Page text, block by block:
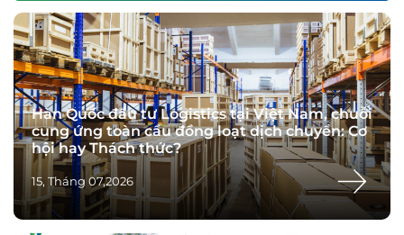
Hàn Quốc đầu tư Logistics tại Việt Nam, chuỗi
cung ứng toàn cầu đồng loạt dịch chuyển: Cơ
hội hay Thách thức?
15, Tháng 07,2026